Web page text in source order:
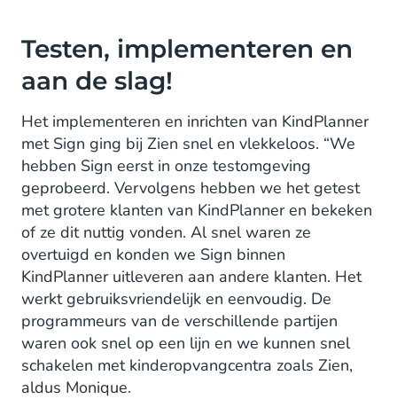
Testen, implementeren en
aan de slag!
Het implementeren en inrichten van KindPlanner
met Sign ging bij Zien snel en vlekkeloos. “We
hebben Sign eerst in onze testomgeving
geprobeerd. Vervolgens hebben we het getest
met grotere klanten van KindPlanner en bekeken
of ze dit nuttig vonden. Al snel waren ze
overtuigd en konden we Sign binnen
KindPlanner uitleveren aan andere klanten. Het
werkt gebruiksvriendelijk en eenvoudig. De
programmeurs van de verschillende partijen
waren ook snel op een lijn en we kunnen snel
schakelen met kinderopvangcentra zoals Zien,
aldus Monique.